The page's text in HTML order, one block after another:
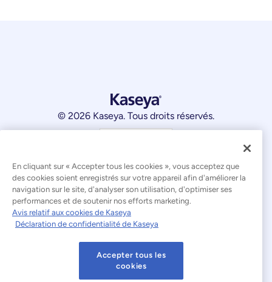
© 2026 Kaseya. Tous droits réservés.
Déclaration relative à l'esclavage moderne
Mentions légales
Conditions d'utilisation du site web
Avis relatif aux cookies
En cliquant sur « Accepter tous les cookies », vous acceptez que
des cookies soient enregistrés sur votre appareil afin d'améliorer la
navigation sur le site, d'analyser son utilisation, d'optimiser ses
performances et de soutenir nos efforts marketing.
Avis relatif aux cookies de Kaseya
Déclaration de confidentialité de Kaseya
Accepter tous les
cookies